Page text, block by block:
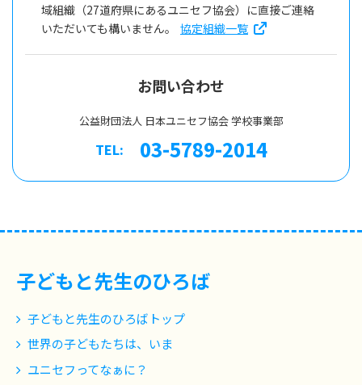
域組織（27道府県にあるユニセフ協会）に直接ご連絡
いただいても構いません。
協定組織一覧
お問い合わせ
公益財団法人 日本ユニセフ協会 学校事業部
TEL: 03-5789-2014
子どもと先生のひろば
子どもと先生のひろばトップ
世界の子どもたちは、いま
ユニセフってなぁに？